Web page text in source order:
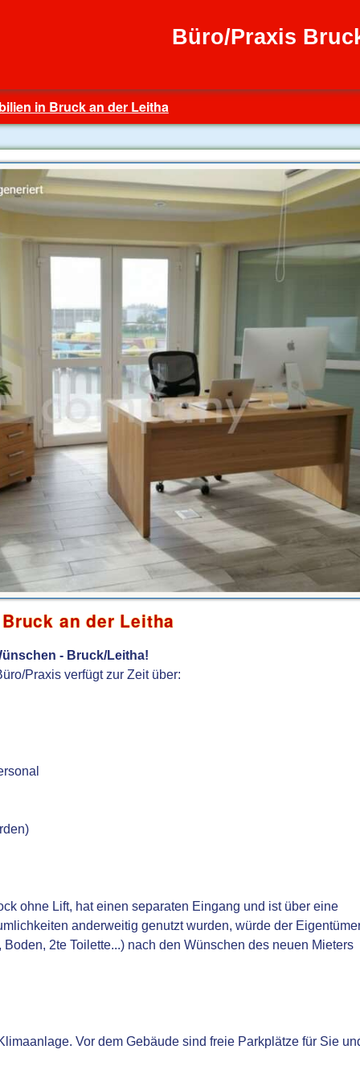
Büro/Praxis
in Bruck an der Leitha
an der Leitha
- Bruck/Leitha!
Praxis verfügt zur Zeit über:
ohne Lift, hat einen separaten Eingang und ist über eine
anderweitig genutzt wurden, würde der
2te Toilette...) nach den Wünschen des neuen Mieters
Vor dem Gebäude sind freie Parkplätze für Sie